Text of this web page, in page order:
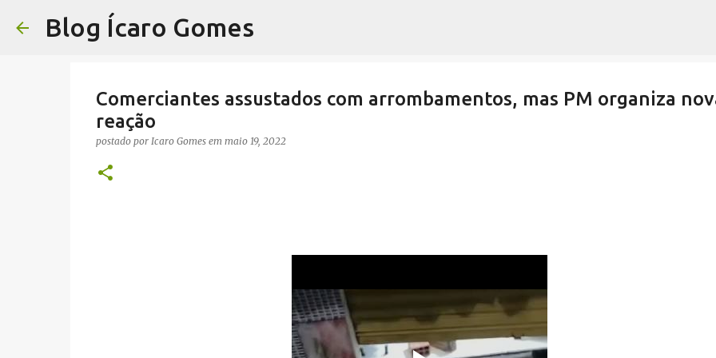
Blog Ícaro Gomes
Comerciantes assustados com arrombamentos, mas PM organiza
reação
postado por Icaro Gomes em maio 19, 2022